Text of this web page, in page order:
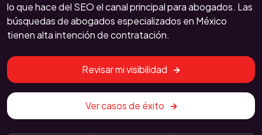
lo que hace del SEO el canal principal para abogados. Las
búsquedas de abogados especializados en México
tienen alta intención de contratación.
Revisar mi visibilidad
Ver casos de éxito